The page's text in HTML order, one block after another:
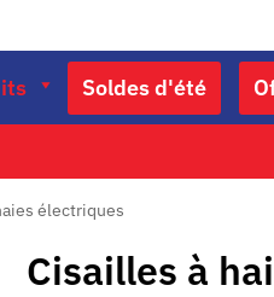
Soldes d'été
électriques
Cisailles à